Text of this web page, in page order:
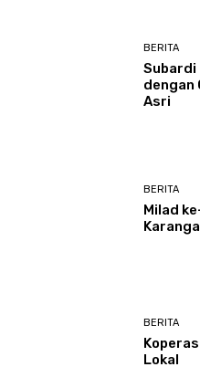
BERITA
Subardi
dengan
Asri
BERITA
Milad
BERITA
Lokal